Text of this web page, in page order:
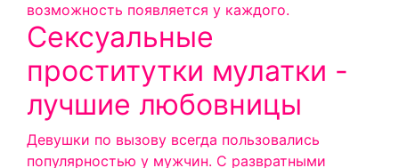
возможность появляется у каждого.
Сексуальные
проститутки мулатки -
лучшие любовницы
Девушки по вызову всегда пользовались
популярностью у мужчин. С развратными